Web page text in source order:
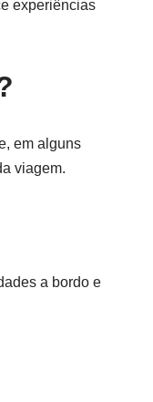
experiências
em alguns
viagem.
a bordo e